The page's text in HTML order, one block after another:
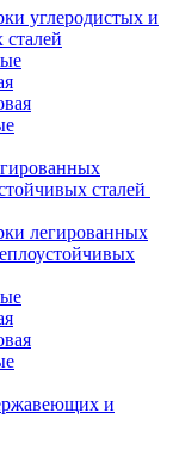
углеродистых и
сталей
легированных
и